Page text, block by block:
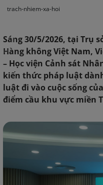
trach-nhiem-xa-hoi
Sáng 30/5/2026, tại Trụ
Hàng không Việt Nam,
– Học viện Cảnh sát
kiến thức pháp luật
luật đi vào cuộc sống
điểm cầu khu vực miền